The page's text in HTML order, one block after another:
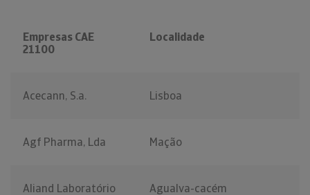
Empresas CAE
21100
Localidade
Acecann, S.a. Lisboa
Agf Pharma, Lda Mação
Aliand Laboratório
Agualva-cacém